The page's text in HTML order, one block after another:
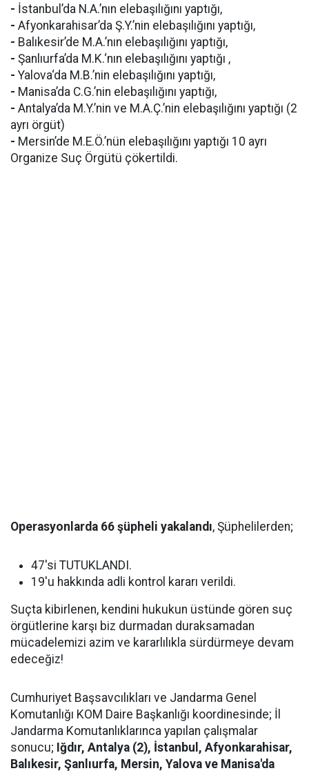
- İstanbul’da N.A.’nın elebaşılığını yaptığı,
- Afyonkarahisar’da Ş.Y.’nin elebaşılığını yaptığı,
- Balıkesir’de M.A.’nın elebaşılığını yaptığı,
- Şanlıurfa’da M.K.‘nın elebaşılığını yaptığı ,
- Yalova‘da M.B.’nin elebaşılığını yaptığı,
- Manisa’da C.G.’nin elebaşılığını yaptığı,
- Antalya’da M.Y.’nin ve M.A.Ç.’nin elebaşılığını yaptığı (2
ayrı örgüt)
- Mersin’de M.E.Ö.’nün elebaşılığını yaptığı 10 ayrı
Organize Suç Örgütü çökertildi.
Operasyonlarda 66 şüpheli yakalandı, Şüphelilerden;
47'si TUTUKLANDI.
19'u hakkında adli kontrol kararı verildi.
Suçta kibirlenen, kendini hukukun üstünde gören suç
örgütlerine karşı biz durmadan duraksamadan
mücadelemizi azim ve kararlılıkla sürdürmeye devam
edeceğiz!
Cumhuriyet Başsavcılıkları ve Jandarma Genel
Komutanlığı KOM Daire Başkanlığı koordinesinde; İl
Jandarma Komutanlıklarınca yapılan çalışmalar
sonucu; Iğdır, Antalya (2), İstanbul, Afyonkarahisar,
Balıkesir, Şanlıurfa, Mersin, Yalova ve Manisa'da